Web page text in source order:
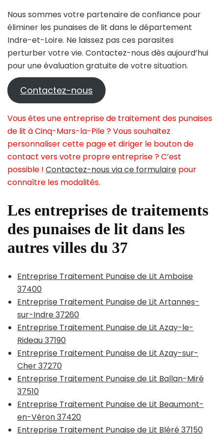
Nous sommes votre partenaire de confiance pour
éliminer les punaises de lit dans le département
Indre-et-Loire. Ne laissez pas ces parasites
perturber votre vie. Contactez-nous dès aujourd’hui
pour une évaluation gratuite de votre situation.
Contactez-nous
Vous êtes une entreprise de traitement des punaises
de lit à Cinq-Mars-la-Pile ? Vous souhaitez
personnaliser cette page et diriger le bouton de
contact vers votre propre entreprise ? C’est
possible ! Contactez-nous via ce formulaire pour
connaître les modalités.
Les entreprises de traitements
des punaises de lit dans les
autres villes du 37
Entreprise Traitement Punaise de Lit Amboise
37400
Entreprise Traitement Punaise de Lit Artannes-
sur-Indre 37260
Entreprise Traitement Punaise de Lit Azay-le-
Rideau 37190
Entreprise Traitement Punaise de Lit Azay-sur-
Cher 37270
Entreprise Traitement Punaise de Lit Ballan-Miré
37510
Entreprise Traitement Punaise de Lit Beaumont-
en-Véron 37420
Entreprise Traitement Punaise de Lit Bléré 37150